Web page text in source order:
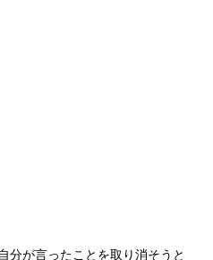
分が言ったことを取り消そうと